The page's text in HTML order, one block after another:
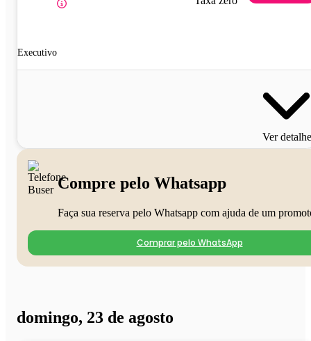
Executivo
Ver
Compre pelo Whatsapp
Faça sua reserva pelo Whatsapp com ajuda de um
Comprar pelo WhatsApp
domingo, 23 de agosto